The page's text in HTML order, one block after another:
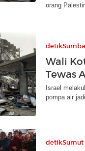
orang
Wali
Tewas
Israel
pompa air
detikSumut